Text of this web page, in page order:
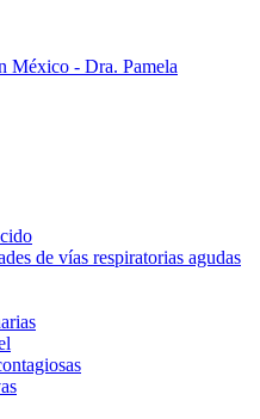
de vías respiratorias agudas